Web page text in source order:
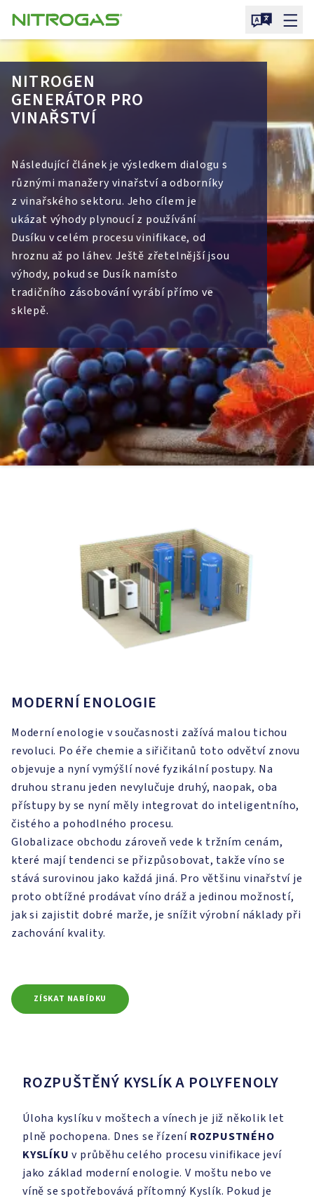
NITROGEN
GENERÁTOR PRO
VINAŘSTVÍ
Následující článek je výsledkem dialogu s
různými manažery vinařství a odborníky
z vinařského sektoru. Jeho cílem je
ukázat výhody plynoucí z používání
Dusíku v celém procesu vinifikace, od
hroznu až po láhev. Ještě zřetelnější jsou
výhody, pokud se Dusík namísto
tradičního zásobování vyrábí přímo ve
sklepě.
MODERNÍ ENOLOGIE
Moderní enologie v současnosti zažívá malou tichou
revoluci. Po éře chemie a siřičitanů toto odvětví znovu
objevuje a nyní vymýšlí nové fyzikální postupy. Na
druhou stranu jeden nevylučuje druhý, naopak, oba
přístupy by se nyní měly integrovat do inteligentního,
čistého a pohodlného procesu.
Globalizace obchodu zároveň vede k tržním cenám,
které mají tendenci se přizpůsobovat, takže víno se
stává surovinou jako každá jiná. Pro většinu vinařství je
proto obtížné prodávat víno dráž a jedinou možností,
jak si zajistit dobré marže, je snížit výrobní náklady při
zachování kvality.
ZÍSKAT NABÍDKU
ROZPUŠTĚNÝ KYSLÍK A POLYFENOLY
Úloha kyslíku v moštech a vínech je již několik let
plně pochopena. Dnes se řízení ROZPUSTNÉHO
KYSLÍKU v průběhu celého procesu vinifikace jeví
jako základ moderní enologie. V moštu nebo ve
víně se spotřebovává přítomný Kyslík. Pokud je